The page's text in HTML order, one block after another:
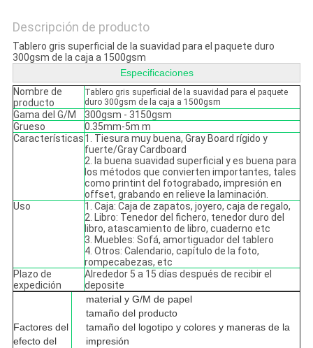
Descripción de producto
Tablero gris superficial de la suavidad para el paquete duro
300gsm de la caja a 1500gsm
Especificaciones
Nombre de
producto
Tablero gris superficial de la suavidad para el paquete
duro 300gsm de la caja a 1500gsm
Gama del G/M
300gsm - 3150gsm
Grueso
0.35mm-5m m
Características1. Tiesura muy buena, Gray Board rígido y
fuerte/Gray Cardboard
2. la buena suavidad superficial y es buena para
los métodos que convierten importantes, tales
como printint del fotograbado, impresión en
offset, grabando en relieve la laminación.
Uso
1. Caja: Caja de zapatos, joyero, caja de regalo,
2. Libro: Tenedor del fichero, tenedor duro del
libro, atascamiento de libro, cuaderno etc
3. Muebles: Sofá, amortiguador del tablero
4. Otros: Calendario, capítulo de la foto,
rompecabezas, etc
Plazo de
expedición
Alrededor 5 a 15 días después de recibir el
deposite
Factores del
efecto del
material y G/M de papel
tamaño del producto
tamaño del logotipo y colores y maneras de la
impresión